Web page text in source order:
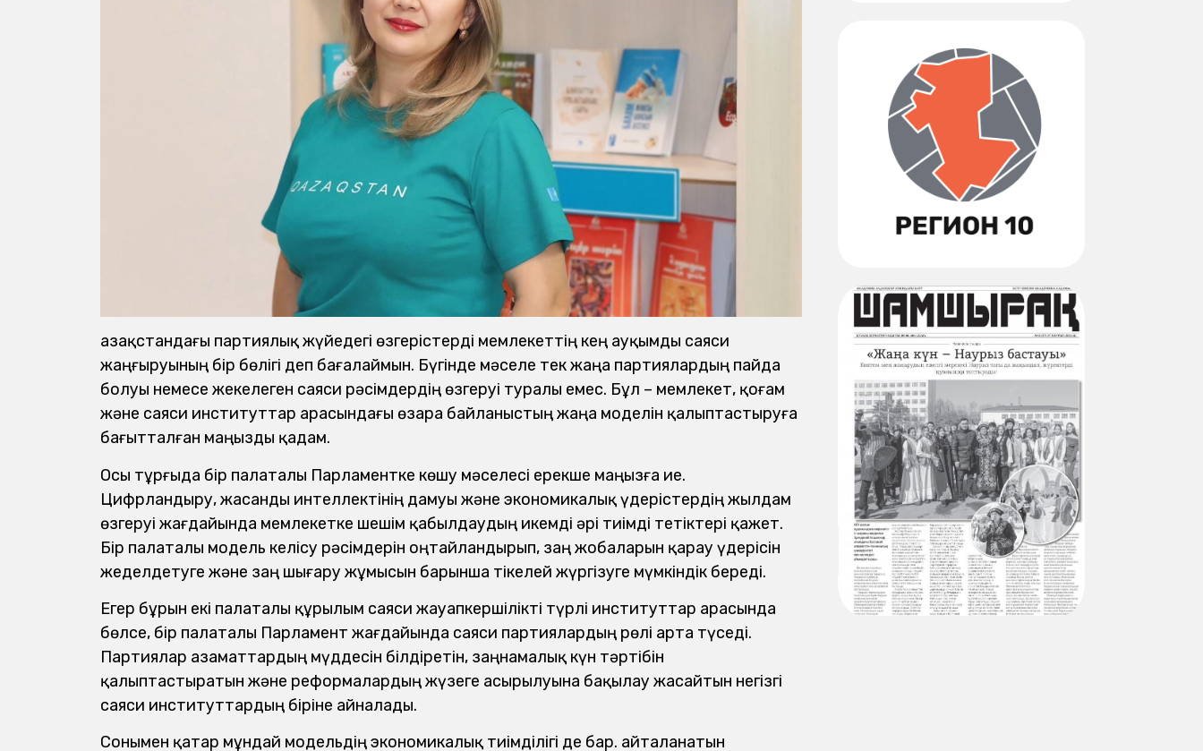
Қазақстандағы партиялық жүйедегі өзгерістерді мемлекеттің кең ауқымды саяси
жаңғыруының бір бөлігі деп бағалаймын. Бүгінде мәселе тек жаңа партиялардың пайда
болуы немесе жекелеген саяси рәсімдердің өзгеруі туралы емес. Бұл – мемлекет, қоғам
және саяси институттар арасындағы өзара байланыстың жаңа моделін қалыптастыруға
бағытталған маңызды қадам.
Осы тұрғыда бір палаталы Парламентке көшу мәселесі ерекше маңызға ие.
Цифрландыру, жасанды интеллектінің дамуы және экономикалық үдерістердің жылдам
өзгеруі жағдайында мемлекетке шешім қабылдаудың икемді әрі тиімді тетіктері қажет.
Бір палаталы модель келісу рәсімдерін оңтайландырып, заң жобаларын қарау үдерісін
жеделдетуге және заң шығару жұмысын барынша тікелей жүргізуге мүмкіндік береді.
Егер бұрын екі палаталы құрылым саяси жауапкершілікті түрлі институттар арасында
бөлсе, бір палаталы Парламент жағдайында саяси партиялардың рөлі арта түседі.
Партиялар азаматтардың мүддесін білдіретін, заңнамалық күн тәртібін
қалыптастыратын және реформалардың жүзеге асырылуына бақылау жасайтын негізгі
саяси институттардың біріне айналады.
Сонымен қатар мұндай модельдің экономикалық тиімділігі де бар. Қайталанатын